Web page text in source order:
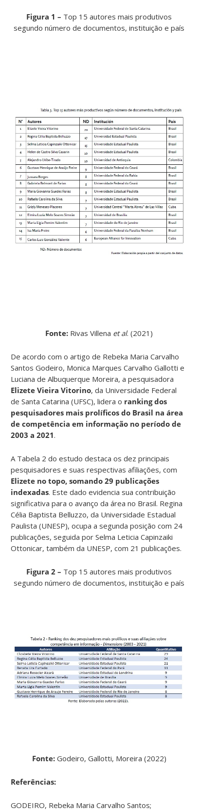
Figura 1 – Top 15 autores mais produtivos
segundo número de documentos, instituição e país
Fonte: Rivas Villena et al. (2021)
De acordo com o artigo de Rebeka Maria Carvalho
Santos Godeiro, Monica Marques Carvalho Gallotti e
Luciana de Albuquerque Moreira, a pesquisadora
Elizete Vieira Vitorino, da Universidade Federal
de Santa Catarina (UFSC), lidera o ranking dos
pesquisadores mais prolíficos do Brasil na área
de competência em informação no período de
2003 a 2021.
A Tabela 2 do estudo destaca os dez principais
pesquisadores e suas respectivas afiliações, com
Elizete no topo, somando 29 publicações
indexadas. Este dado evidencia sua contribuição
significativa para o avanço da área no Brasil. Regina
Célia Baptista Belluzzo, da Universidade Estadual
Paulista (UNESP), ocupa a segunda posição com 24
publicações, seguida por Selma Leticia Capinzaiki
Ottonicar, também da UNESP, com 21 publicações.
Figura 2 – Top 15 autores mais produtivos
segundo número de documentos, instituição e país
Fonte:Godeiro, Gallotti, Moreira (2022)
Referências:
GODEIRO, Rebeka Maria Carvalho Santos;